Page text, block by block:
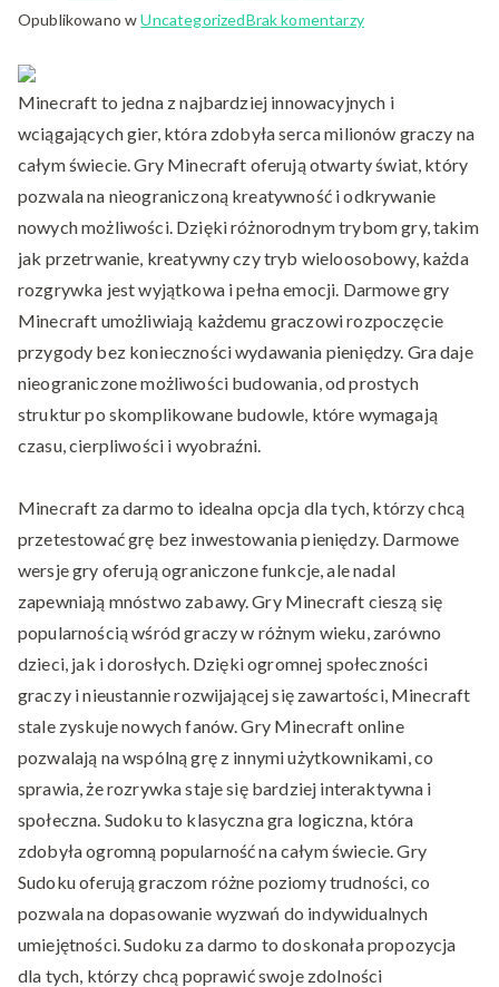
Opublikowano wUncategorizedBrak komentarzydo
–
Logiczne
Wyzwania
Minecraft to jedna z najbardziej innowacyjnych i
wciągających gier, która zdobyła serca milionów graczy na
całym świecie. Gry Minecraft oferują otwarty świat, który
pozwala na nieograniczoną kreatywność i odkrywanie
nowych możliwości. Dzięki różnorodnym trybom gry, takim
jak przetrwanie, kreatywny czy tryb wieloosobowy, każda
rozgrywka jest wyjątkowa i pełna emocji. Darmowe gry
Minecraft umożliwiają każdemu graczowi rozpoczęcie
przygody bez konieczności wydawania pieniędzy. Gra daje
nieograniczone możliwości budowania, od prostych
struktur po skomplikowane budowle, które wymagają
czasu, cierpliwości i wyobraźni.
Minecraft za darmo to idealna opcja dla tych, którzy chcą
przetestować grę bez inwestowania pieniędzy. Darmowe
wersje gry oferują ograniczone funkcje, ale nadal
zapewniają mnóstwo zabawy. Gry Minecraft cieszą się
popularnością wśród graczy w różnym wieku, zarówno
dzieci, jak i dorosłych. Dzięki ogromnej społeczności
graczy i nieustannie rozwijającej się zawartości, Minecraft
stale zyskuje nowych fanów. Gry Minecraft online
pozwalają na wspólną grę z innymi użytkownikami, co
sprawia, że rozrywka staje się bardziej interaktywna i
społeczna. Sudoku to klasyczna gra logiczna, która
zdobyła ogromną popularność na całym świecie. Gry
Sudoku oferują graczom różne poziomy trudności, co
pozwala na dopasowanie wyzwań do indywidualnych
umiejętności. Sudoku za darmo to doskonała propozycja
dla tych, którzy chcą poprawić swoje zdolności